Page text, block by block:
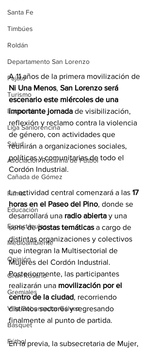
Santa Fe
Timbúes
Roldán
Departamento San Lorenzo
Pujato
Turismo
Economía
Liga Sanlorencina
Salud
Asociación Rosarina de Fútbol
Cañada de Gómez
Firmat
Educación
Espectáculos
Medioambiente
Opinión
Gran Rosario
Gremiales
Villa Gobernador Gálvez
Básquet
Fútbol
A 11 años de la primera movilización de
Ni Una Menos, San Lorenzo será
escenario este miércoles de una
importante jornada de visibilización,
reflexión y reclamo contra la violencia
de género, con actividades que
reunirán a organizaciones sociales,
políticas y comunitarias de todo el
Cordón Industrial.
La actividad central comenzará a las 17
horas en el Paseo del Pino, donde se
desarrollará una radio abierta y una
serie de postas temáticas a cargo de
distintas organizaciones y colectivos
que integran la Multisectorial de
Mujeres del Cordón Industrial.
Posteriormente, las participantes
realizarán una movilización por el
centro de la ciudad, recorriendo
distintos sectores y regresando
finalmente al punto de partida.
En la previa, la subsecretaria de Mujer,